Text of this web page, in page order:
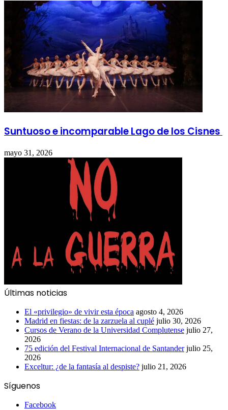
Suntuoso e incomparable Lago de los Cisnes
mayo 31, 2026
Últimas noticias
El «privilegio» de vivir esta época agosto 4, 2026
Madrid en fiestas: de la zarzuela al cuplé julio 30, 2026
Cursos de Verano de la Universidad Complutense julio 27,
2026
75 edición del Festival Internacional de Santander julio 25,
2026
Exceltur: ¿de la fantasía al despiste? julio 21, 2026
Síguenos
Facebook